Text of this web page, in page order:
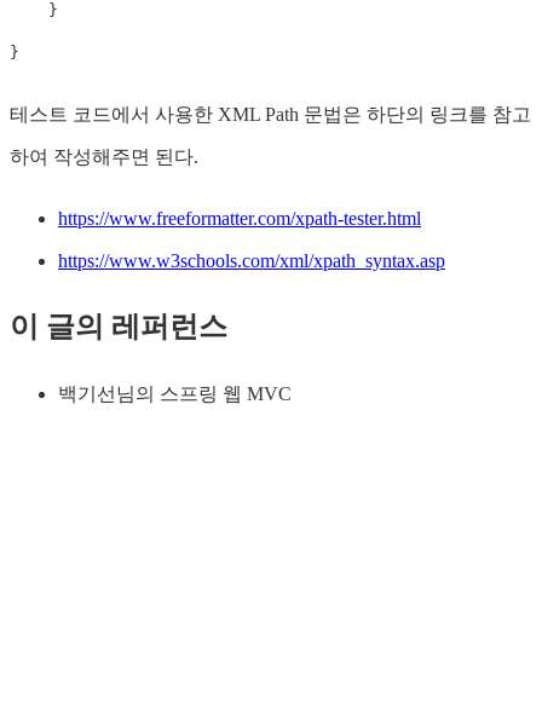
}
}
테스트 코드에서 사용한 XML Path 문법은 하단의 링크를 참고
하여 작성해주면 된다.
https://www.freeformatter.com/xpath-tester.html
https://www.w3schools.com/xml/xpath_syntax.asp
이 글의 레퍼런스
백기선님의 스프링 웹 MVC